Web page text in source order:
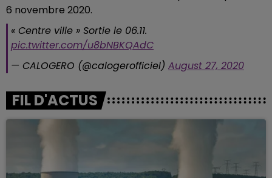
6 novembre 2020.
« Centre ville » Sortie le 06.11.
pic.twitter.com/u8bNBKQAdC
— CALOGERO (@calogerofficiel) August 27, 2020
FIL D'ACTUS